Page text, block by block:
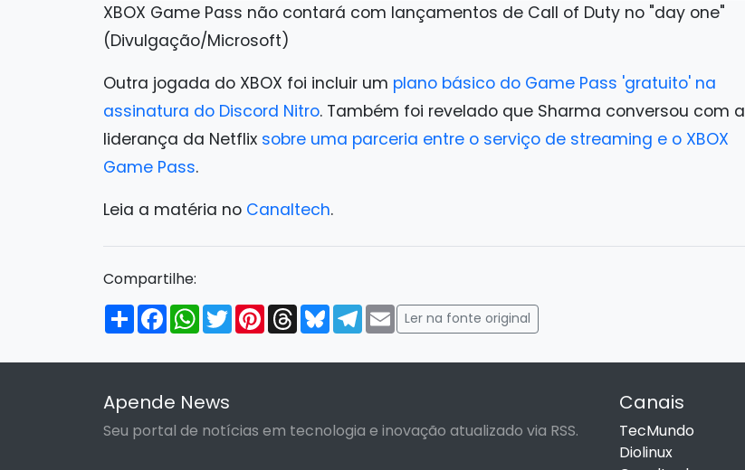
XBOX Game Pass não contará com lançamentos de Call of Duty no "day one"
(Divulgação/Microsoft)
Outra jogada do XBOX foi incluir um plano básico do Game Pass 'gratuito' na
assinatura do Discord Nitro. Também foi revelado que Sharma conversou com a
liderança da Netflix sobre uma parceria entre o serviço de streaming e o XBOX
Game Pass.
Leia a matéria no Canaltech.
Compartilhe:
Compartilhar
FacebookWhatsApp
TwitterPinterestThreadsBlueskyTelegram
Email
Ler na fonte original
Apende News
Seu portal de notícias em tecnologia e inovação atualizado via RSS.
Canais
TecMundo
Diolinux